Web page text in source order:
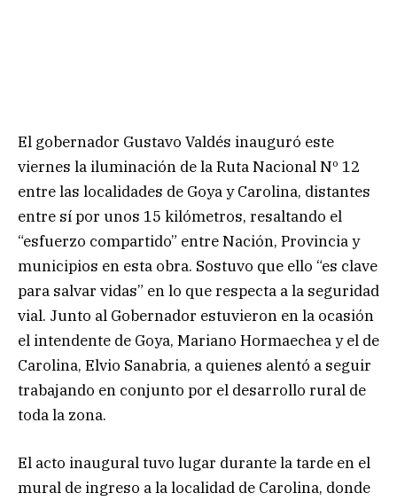
El gobernador Gustavo Valdés inauguró este
viernes la iluminación de la Ruta Nacional Nº 12
entre las localidades de Goya y Carolina, distantes
entre sí por unos 15 kilómetros, resaltando el
“esfuerzo compartido” entre Nación, Provincia y
municipios en esta obra. Sostuvo que ello “es clave
para salvar vidas” en lo que respecta a la seguridad
vial. Junto al Gobernador estuvieron en la ocasión
el intendente de Goya, Mariano Hormaechea y el de
Carolina, Elvio Sanabria, a quienes alentó a seguir
trabajando en conjunto por el desarrollo rural de
toda la zona.
El acto inaugural tuvo lugar durante la tarde en el
mural de ingreso a la localidad de Carolina, donde